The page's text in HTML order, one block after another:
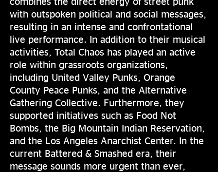
with outspoken political and social messages,
resulting in an intense and confrontational
live performance. In addition to their musical
activities, Total Chaos has played an active
role within grassroots organizations,
including United Valley Punks, Orange
County Peace Punks, and the Alternative
Gathering Collective. Furthermore, they
supported initiatives such as Food Not
Bombs, the Big Mountain Indian Reservation,
and the Los Angeles Anarchist Center. In the
current Battered & Smashed era, their
message sounds more urgent than ever,